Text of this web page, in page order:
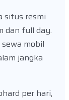
situs resmi
dan full day.
mobil
jangka
per hari,